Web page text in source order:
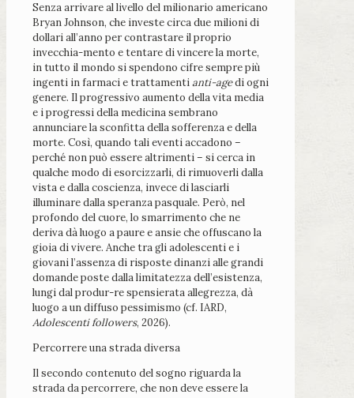
Senza arrivare al livello del milionario americano
Bryan Johnson, che investe circa due milioni di
dollari all’anno per contrastare il proprio
invecchia-mento e tentare di vincere la morte,
in tutto il mondo si spendono cifre sempre più
ingenti in farmaci e trattamentianti-agedi ogni
genere. Il progressivo aumento della vita media
e i progressi della medicina sembrano
annunciare la sconfitta della sofferenza e della
morte. Così, quando tali eventi accadono –
perché non può essere altrimenti – si cerca in
qualche modo di esorcizzarli, di rimuoverli dalla
vista e dalla coscienza, invece di lasciarli
illuminare dalla speranza pasquale. Però, nel
profondo del cuore, lo smarrimento che ne
deriva dà luogo a paure e ansie che offuscano la
gioia di vivere. Anche tra gli adolescenti e i
giovani l’assenza di risposte dinanzi alle grandi
domande poste dalla limitatezza dell’esistenza,
lungi dal produr-re spensierata allegrezza, dà
luogo a un diffuso pessimismo (cf. IARD,
Adolescenti followers, 2026).
Percorrere una strada diversa
Il secondo contenuto del sogno riguarda la
strada da percorrere, che non deve essere la